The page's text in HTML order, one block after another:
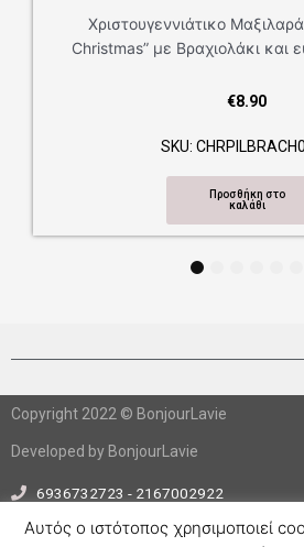
Μαξιλαράκι “Blue Merry
Βραχιολάκι και ευχετήρια κάρτα!
CHRPILBRACH0004
4
Copyright 2022 © BonjourLavie
Developed by BonjourLavie
6936732723 - 2167002922
info@bonjourlavie.gr
Αυτός ο ιστότοπος χρησιμοποιεί